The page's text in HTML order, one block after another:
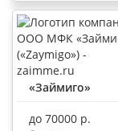
«Займиго»
до 70000 р.